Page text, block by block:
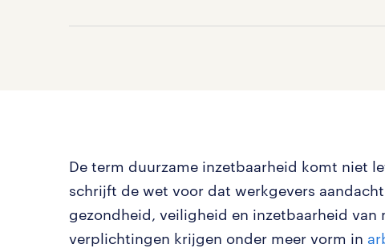
De term duurzame inzetbaarheid komt niet
schrijft de wet voor dat werkgevers
gezondheid, veiligheid en inzetbaarheid van
verplichtingen krijgen onder meer vorm in